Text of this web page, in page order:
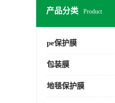
产品分类 Product
pe保护膜
包装膜
地毯保护膜